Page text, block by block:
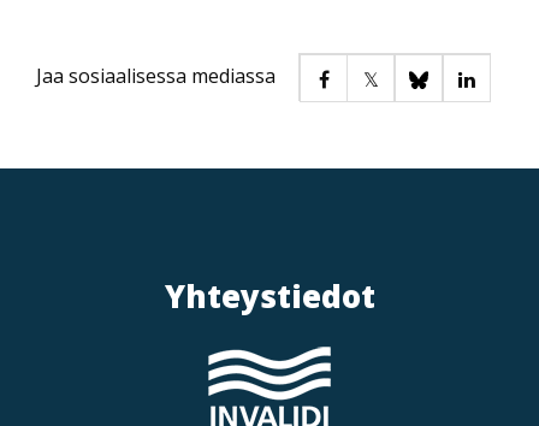
Jaa sosiaalisessa mediassa
Yhteystiedot